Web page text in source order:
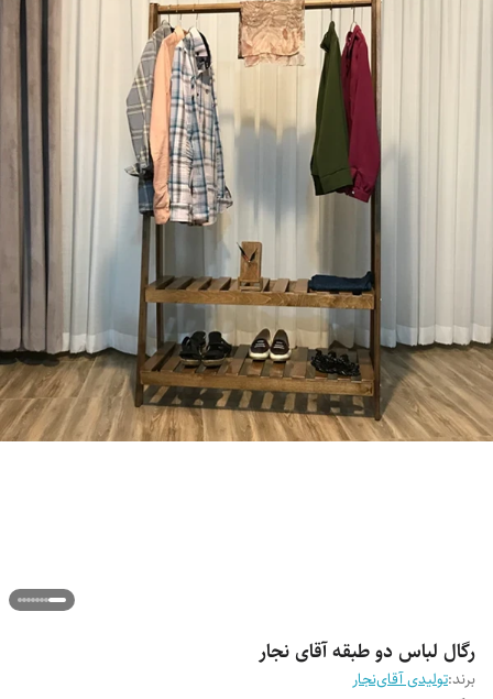
رگال لباس دو طبقه آقای نجار
برند:تولیدی آقای‌نجار